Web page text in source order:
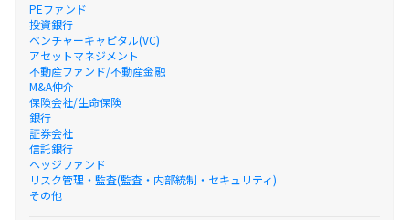
PEファンド
投資銀行
ベンチャーキャピタル(VC)
アセットマネジメント
不動産ファンド/不動産金融
M&A仲介
保険会社/生命保険
銀行
証券会社
信託銀行
ヘッジファンド
リスク管理・監査(監査・内部統制・セキュリティ)
その他